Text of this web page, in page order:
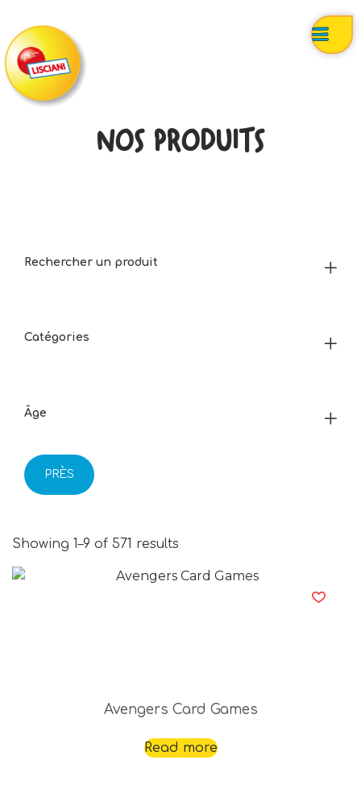
NOS PRODUITS
Rechercher un produit
Catégories
Âge
PRÈS
Showing 1–9 of 571 results
Avengers Card Games
Read more